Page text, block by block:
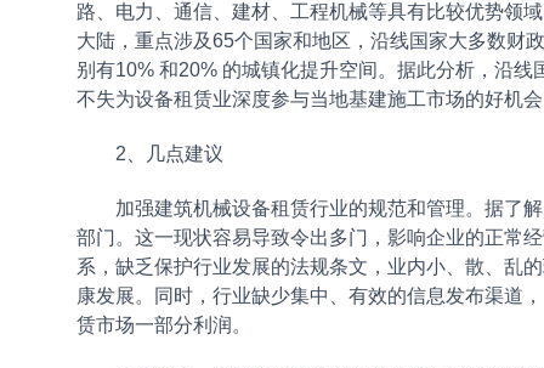
路、电力、通信、建材、工程机械等具有比较优势领
大陆，重点涉及65个国家和地区，沿线国家大多数财
别有10% 和20% 的城镇化提升空间。据此分析，沿
不失为设备租赁业深度参与当地基建施工市场的好机
2、几点建议
加强建筑机械设备租赁行业的规范和管理。据了解
部门。这一现状容易导致令出多门，影响企业的正常
系，缺乏保护行业发展的法规条文，业内小、散、乱
康发展。同时，行业缺少集中、有效的信息发布渠道
赁市场一部分利润。